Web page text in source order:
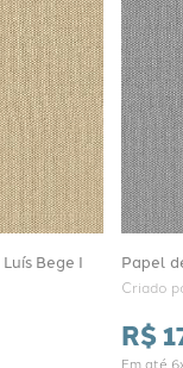
Bege I Papel
Criado
R$
Em até 6